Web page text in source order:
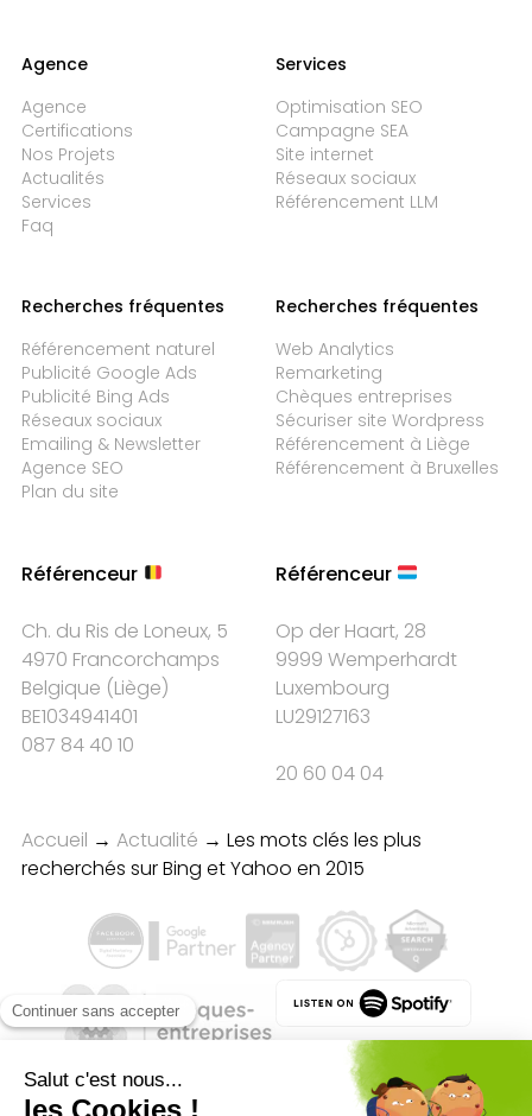
Agence
Agence
Certifications
Nos Projets
Actualités
Services
Faq
Services
Optimisation SEO
Campagne SEA
Site internet
Réseaux sociaux
Référencement LLM
Recherches fréquentes
Référencement naturel
Publicité Google Ads
Publicité Bing Ads
Réseaux sociaux
Emailing & Newsletter
Agence SEO
Plan du site
Recherches fréquentes
Web Analytics
Remarketing
Chèques entreprises
Sécuriser site Wordpress
Référencement à Liège
Référencement à Bruxelles
Référenceur
Ch. du Ris de Loneux, 5
4970 Francorchamps
Belgique (Liège)
BE1034941401
087 84 40 10
Référenceur
Op der Haart, 28
9999 Wemperhardt
Luxembourg
LU29127163
20 60 04 04
Accueil → Actualité → Les mots clés les plus
recherchés sur Bing et Yahoo en 2015
Qualité des campagnes en
marketing digital :